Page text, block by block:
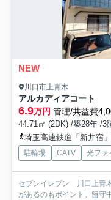
NEW
川口市上青木
アルカディアコート
6.9万円 管理/共益費
44.71㎡ (2DK) /築28年 /3
埼玉高速鉄道「新井宿
駐輪場 CATV 光ファ
セブンイレブン 川口上青
があるのもポイント。留守